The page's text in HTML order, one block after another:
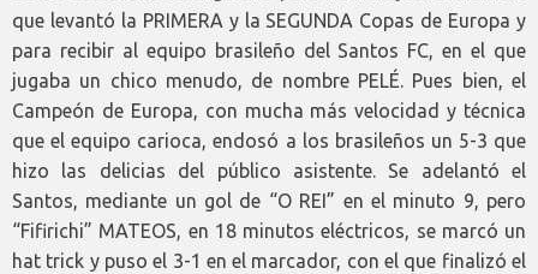
que levantó la PRIMERA y la SEGUNDA Copas de Europa y
para recibir al equipo brasileño del Santos FC, en el que
jugaba un chico menudo, de nombre PELÉ. Pues bien, el
Campeón de Europa, con mucha más velocidad y técnica
que el equipo carioca, endosó a los brasileños un 5-3 que
hizo las delicias del público asistente. Se adelantó el
Santos, mediante un gol de “O REI” en el minuto 9, pero
“Fifirichi” MATEOS, en 18 minutos eléctricos, se marcó un
hat trick y puso el 3-1 en el marcador, con el que finalizó el